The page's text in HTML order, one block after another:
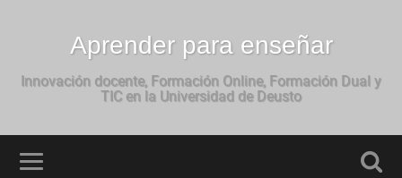
Aprender para enseñar
Innovación docente, Formación Online, Formación Dual y
TIC en la Universidad de Deusto